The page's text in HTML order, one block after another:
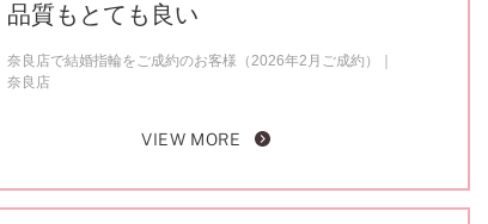
品質もとても良い
奈良店で結婚指輪をご成約のお客様（2026年2月ご成約）
奈良店
VIEW MORE